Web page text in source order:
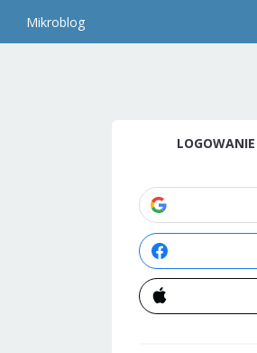
Mikroblog
LOGOWANIE